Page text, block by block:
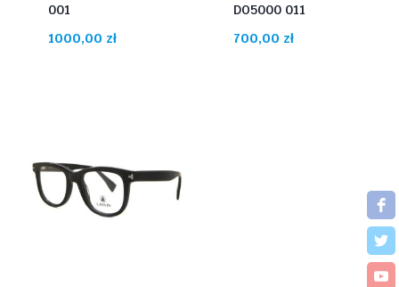
001
1000,00 zł
DO5000 011
700,00 zł